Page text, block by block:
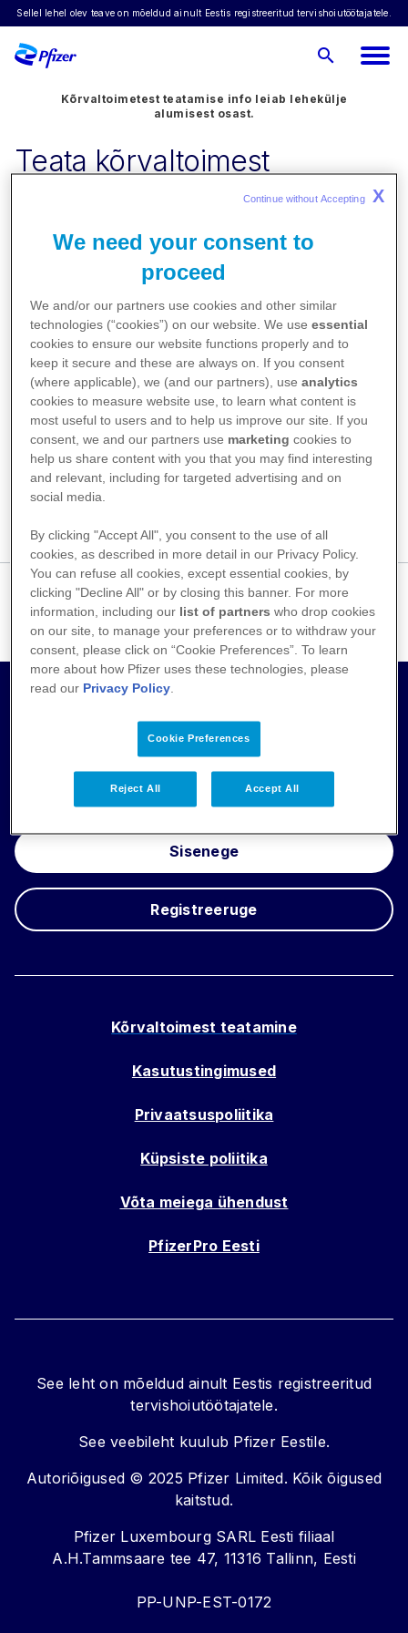
Sellel lehel olev teave on mõeldud ainult Eestis registreeritud tervishoiutöötajatele.
Kõrvaltoimetest teatamise info leiab lehekülje
alumisest osast.
Teata kõrvaltoimest
Pfizeri ravimite kõrvaltoimetest teatamiseks
võtke palun ühendust meie kõrvaltoimete
E-post:EST.AEReporting@pfizer.com
Telefon:+372 6667500
Kõikidest kõrvaltoimetest saab teatada ka
www.ravimiamet.eekaudu.
Tervishoiutöötajatel palutakse kõigist võimalikest
kõrvaltoimetest teatada www.ravimiamet.ee kaudu.
Kõrvaltoimetest saab teatada ka​​​​​​​siit.
PfizerPro Account
Ligipääsuks täiendavatele materjalidele ja teabele
Pfizeri ravimite ja vaktsiinide kohta.
Sisenege
Registreeruge
Kõrvaltoimest teatamine
Kasutustingimused
Privaatsuspoliitika
Küpsiste poliitika
Võta meiega ühendust
PfizerPro Eesti
See leht on mõeldud ainult Eestis registreeritud
tervishoiutöötajatele.
See veebileht kuulub Pfizer Eestile.
Autoriõigused © 2025 Pfizer Limited. Kõik õigused
kaitstud.
Pfizer Luxembourg SARL Eesti filiaal
A.H.Tammsaare tee 47, 11316 Tallinn, Eesti
PP-UNP-EST-0172
We need your consent to
proceed
We and/or our partners use cookies and other similar
technologies (“cookies”) on our website. We useessential
cookies to ensure our website functions properly and to
keep it secure and these are always on. If you consent
(where applicable), we (and our partners), useanalytics
cookies to measure website use, to learn what content is
most useful to users and to help us improve our site. If you
consent, we and our partners use marketing cookies to
help us share content with you that you may find interesting
and relevant, including for targeted advertising and on
social media.
By clicking "Accept All", you consent to the use of all
cookies, as described in more detail in our Privacy Policy.
You can refuse all cookies, except essential cookies, by
clicking "Decline All" or by closing this banner. For more
information, including our list of partners who drop cookies
on our site, to manage your preferences or to withdraw your
consent, please click on “Cookie Preferences”. To learn
more about how Pfizer uses these technologies, please
read our Privacy Policy
Cookie Preferences
Reject All Accept All
Continue without Accepting X